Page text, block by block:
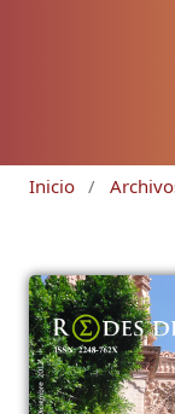
Inicio /